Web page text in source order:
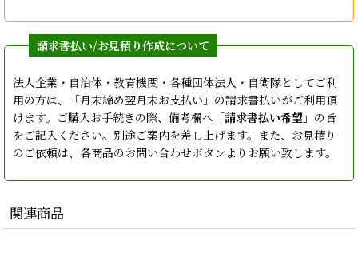
法人企業・自治体・教育機関・各種団体法人・自衛隊としてご利
用の方は、「月末締め翌月末お支払い」の請求書払いがご利用頂
けます。ご購入お手続きの際、備考欄へ「請求書払い希望 」の旨
をご記入ください。別途ご案内を差し上げます。また、お見積り
のご依頼は、各商品のお問い合わせボタンよりお願い致します。
関連商品